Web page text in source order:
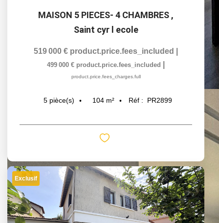
MAISON 5 PIECES- 4 CHAMBRES ,
Saint cyr l ecole
519 000 € product.price.fees_included
499 000 € product.price.fees_included
product.price.fees_charges.full
5 pièce(s) 104 m² Réf : PR2899
Exclusif